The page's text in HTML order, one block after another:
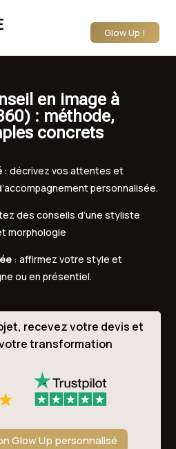
Glow Up !
en image à
: méthode,
concrets
: décrivez vos attentes et
personnalisée.
des conseils d’une styliste
morphologie
: affirmez votre style et
ou en présentiel.
recevez votre devis et
transformation
Glow Up personnalisé